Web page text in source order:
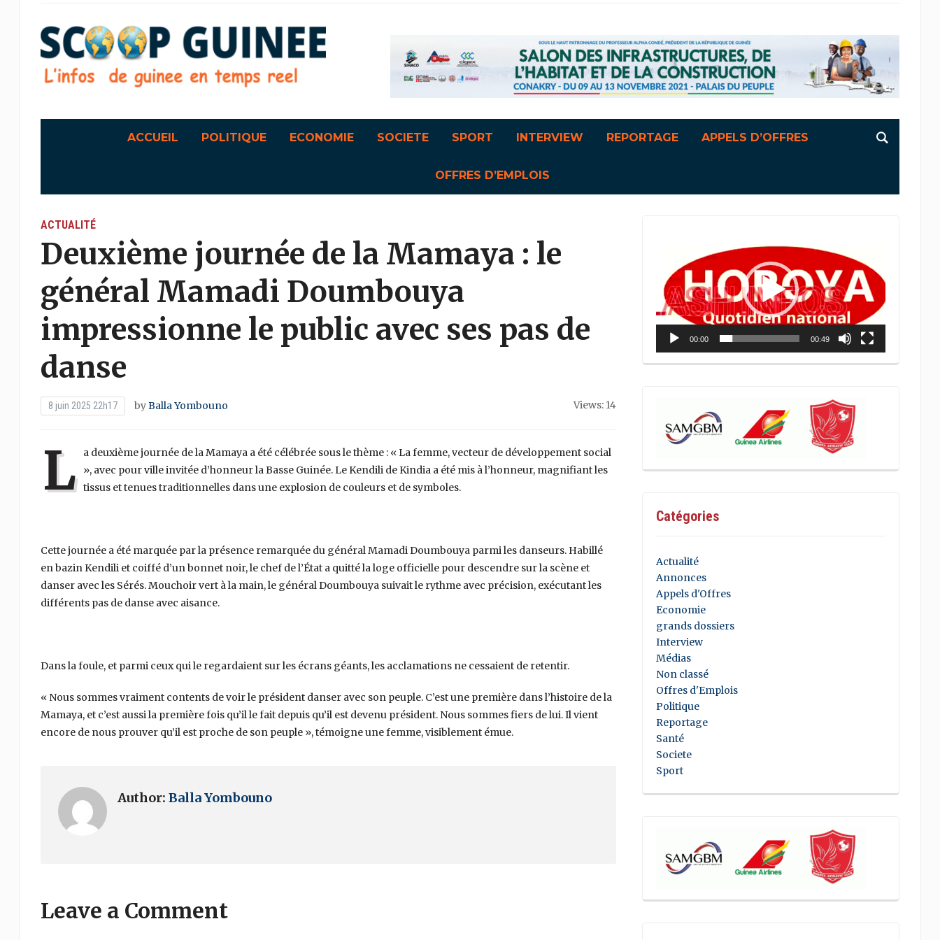
ACCUEIL POLITIQUE ECONOMIE SOCIETE SPORT INTERVIEW REPORTAGE APPELS D’OFFRES
OFFRES D’EMPLOIS
ACTUALITÉ
Deuxième journée de la Mamaya : le
général Mamadi Doumbouya
impressionne le public avec ses pas de
danse
8 juin 2025 22h17 byBalla Yombouno Views: 14
L
a deuxième journée de la Mamaya a été célébrée sous le thème : « La femme, vecteur de développement social
», avec pour ville invitée d’honneur la Basse Guinée. Le Kendili de Kindia a été mis à l’honneur, magnifiant les
tissus et tenues traditionnelles dans une explosion de couleurs et de symboles.
Cette journée a été marquée par la présence remarquée du général Mamadi Doumbouya parmi les danseurs. Habillé
en bazin Kendili et coiffé d’un bonnet noir, le chef de l’État a quitté la loge officielle pour descendre sur la scène et
danser avec les Sérés. Mouchoir vert à la main, le général Doumbouya suivait le rythme avec précision, exécutant les
différents pas de danse avec aisance.
Dans la foule, et parmi ceux qui le regardaient sur les écrans géants, les acclamations ne cessaient de retentir.
« Nous sommes vraiment contents de voir le président danser avec son peuple. C’est une première dans l’histoire de la
Mamaya, et c’est aussi la première fois qu’il le fait depuis qu’il est devenu président. Nous sommes fiers de lui. Il vient
encore de nous prouver qu’il est proche de son peuple », témoigne une femme, visiblement émue.
Author: Balla Yombouno
Leave a Comment
00:00 00:49
Catégories
Actualité
Annonces
Appels d'Offres
Economie
grands dossiers
Interview
Médias
Non classé
Offres d'Emplois
Politique
Reportage
Santé
Societe
Sport